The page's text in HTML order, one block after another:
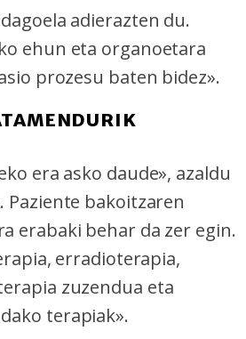
adierazten du.
ehun eta organoetara
prozesu baten bidez».
era asko daude», azaldu
Paziente bakoitzaren
erabaki behar da zer egin.
erradioterapia,
zuzendua eta
terapiak».